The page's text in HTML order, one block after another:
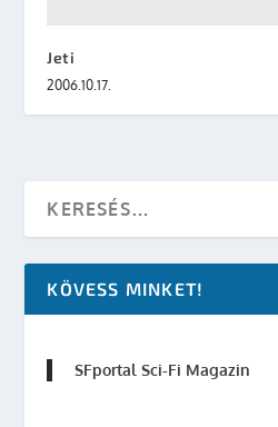
Jeti
2006.10.17.
KÖVESS MINKET!
SFportal Sci-Fi Magazin